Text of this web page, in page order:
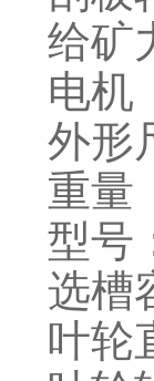
给矿
电机
外形
重量
型号
选槽
叶轮